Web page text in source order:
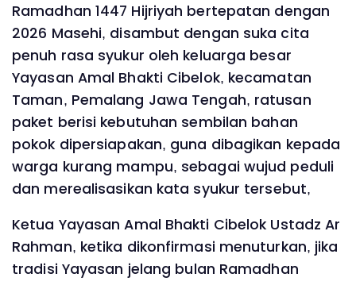
Ramadhan 1447 Hijriyah bertepatan dengan
2026 Masehi, disambut dengan suka cita
penuh rasa syukur oleh keluarga besar
Yayasan Amal Bhakti Cibelok, kecamatan
Taman, Pemalang Jawa Tengah, ratusan
paket berisi kebutuhan sembilan bahan
pokok dipersiapakan, guna dibagikan kepada
warga kurang mampu, sebagai wujud peduli
dan merealisasikan kata syukur tersebut,
Ketua Yayasan Amal Bhakti Cibelok Ustadz Ar
Rahman, ketika dikonfirmasi menuturkan, jika
tradisi Yayasan jelang bulan Ramadhan